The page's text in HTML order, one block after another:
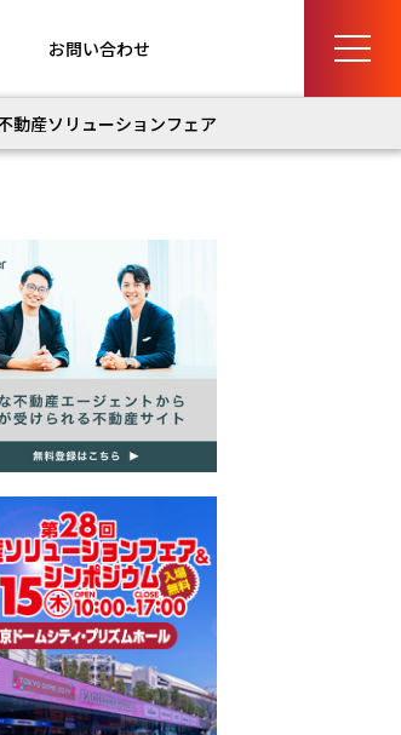
お問い合わせ
動産ソリューションフェア